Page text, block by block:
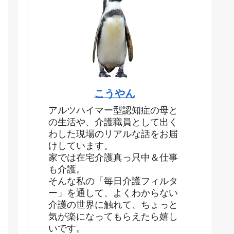
こうやん
アルツハイマー型認知症の母と
の生活や、介護職員として出く
わした現場のリアルな話をお届
けしています。
家では在宅介護真っ只中＆仕事
も介護。
そんな私の「毎日介護フィルタ
ー」を通して、よくわからない
介護の世界に触れて、ちょっと
気が楽になってもらえたら嬉し
いです。